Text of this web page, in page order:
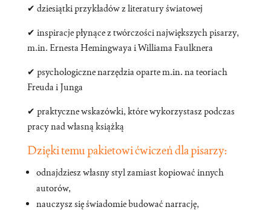
✔ dziesiątki przykładów z literatury światowej
✔ inspiracje płynące z twórczości największych pisarzy,
m.in. Ernesta Hemingwaya i Williama Faulknera
✔ psychologiczne narzędzia oparte m.in. na teoriach
Freuda i Junga
✔ praktyczne wskazówki, które wykorzystasz podczas
pracy nad własną książką
Dzięki temu pakietowi ćwiczeń dla pisarzy:
odnajdziesz własny styl zamiast kopiować innych
autorów,
nauczysz się świadomie budować narrację,